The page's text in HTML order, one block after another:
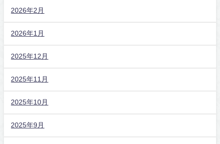
2026年2月
2026年1月
2025年12月
2025年11月
2025年10月
2025年9月